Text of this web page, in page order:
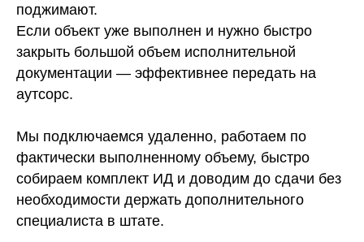
поджимают.
Если объект уже выполнен и нужно быстро
закрыть большой объем исполнительной
документации — эффективнее передать на
аутсорс.
Мы подключаемся удаленно, работаем по
фактически выполненному объему, быстро
собираем комплект ИД и доводим до сдачи без
необходимости держать дополнительного
специалиста в штате.